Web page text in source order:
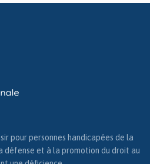
pour personnes handicapées de la
défense et à la promotion du droit au